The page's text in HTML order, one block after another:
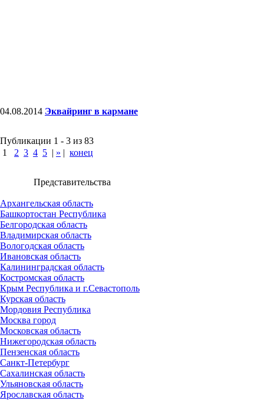
04.08.2014 Эквайринг в кармане
Публикации 1 - 3 из 83
1
2 3 4 5 | » | конец
Представительства
Архангельская область
Башкортостан Республика
Белгородская область
Владимирская область
Вологодская область
Ивановская область
Калининградская область
Костромская область
Крым Республика и г.Севастополь
Курская область
Мордовия Республика
Москва город
Московская область
Нижегородская область
Пензенская область
Санкт-Петербург
Сахалинская область
Ульяновская область
Ярославская область